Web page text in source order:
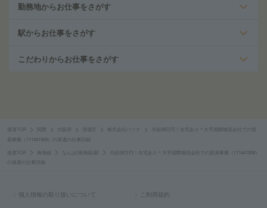
勤務地からお仕事をさがす
駅からお仕事をさがす
こだわりからお仕事をさがす
派遣TOP 大阪府 浪速区 株式会社パソナ
月給28万円！在宅あり＊大手国際物流会社での貿
易事務（111441908）の派遣の仕事詳細
派遣TOP 南海線 なんば(南海線)駅
月給28万円！在宅あり＊大手国際物流会社での貿易事務（111441908）
の派遣の仕事詳細
個人情報の取り扱いについて ご利用規約